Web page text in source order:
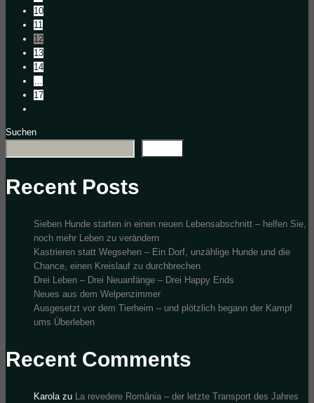
10
11
12
13
14
17
Suchen
Recent Posts
Sieben Hunde starten in einen neuen Lebensabschnitt – helfen Sie,
noch mehr Leben zu verändern
Kastrieren statt Wegsehen – Ein Dorf, unzählige Hunde und die
Chance, einen Kreislauf zu durchbrechen
Drei Leben – Drei Neuanfänge – Drei Happy Ends
Neues aus dem Welpenzimmer
Ausgesetzt vor dem Tierheim – und plötzlich begann der Kampf
ums Überleben
Recent Comments
Karolazu La revedere România – der letzte Transport des Jahres